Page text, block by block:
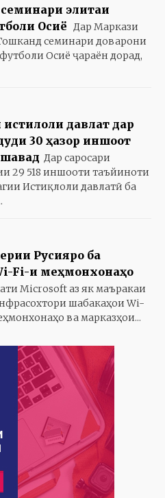
элитаи
Осиё
Дар Маркази
семинари доварони
Осиё ҷараён дорад,
давлат дар
30 ҳазор иншоот
Дар саросари
29 518 иншооти таъйиноти
Истиқлоли давлатӣ ба
Русияро ба
Fi-и меҳмонхонаҳо
Microsoft аз як маъракаи
шабакаҳои Wi-
ва марказҳои...